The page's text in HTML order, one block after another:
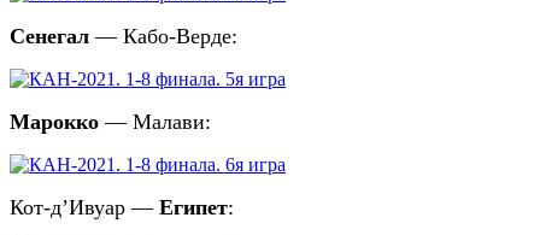
Сенегал— Кабо-Верде:
Марокко— Малави:
Кот-д’Ивуар — Египет: